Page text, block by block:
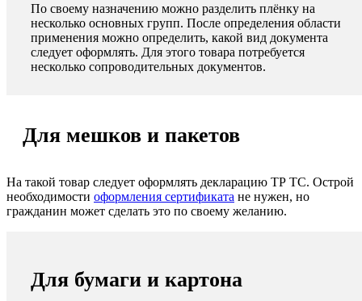
По своему назначению можно разделить плёнку на
несколько основных групп. После определения области
применения можно определить, какой вид документа
следует оформлять. Для этого товара потребуется
несколько сопроводительных документов.
Для мешков и пакетов
На такой товар следует оформлять декларацию ТР ТС. Острой
необходимости оформления сертификата не нужен, но
гражданин может сделать это по своему желанию.
Для бумаги и картона